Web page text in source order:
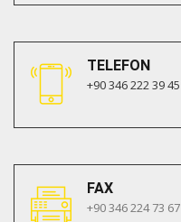
TELEFON
+90 346 222 39 45
FAX
+90 346 224 73 67